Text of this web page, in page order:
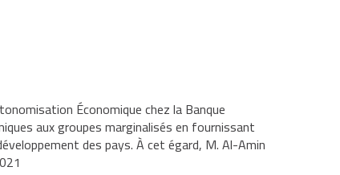
Économique chez la Banque
aux groupes marginalisés en fournissant
des pays. À cet égard, M. Al-Amin